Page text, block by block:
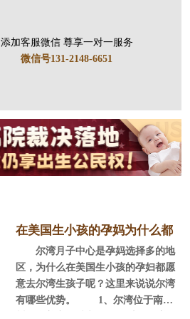
添加客服微信 尊享一对一服务
微信号131-2148-6651
在美国生小孩的孕妈为什么都
选尔湾？
尔湾月子中心是孕妈选择多的地
区，为什么在美国生小孩的孕妇都愿
意去尔湾生孩子呢？这里来说说尔湾
有哪些优势。 1、尔湾位于南加